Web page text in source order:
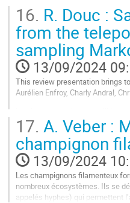
16. R. Douc :
from the
sampling
13/09/2024
This review presentation brings
Aurélien Enfroy, Charly Andral,
These two algorithms share the
Aller
à
la
page
de
la
17. A. Veber :
champignon
13/09/2024
Les champignons filamenteux
nombreux écosystèmes. Ils se
appelés hyphes) qui permettent